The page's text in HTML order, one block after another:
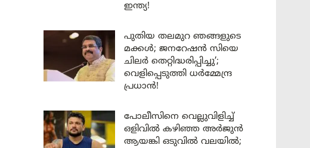
ഇന്ത്യ!
പുതിയ തലമുറ ഞങ്ങളുടെ
മക്കൾ; ജനറേഷൻ സിയെ
ചിലർ തെറ്റിദ്ധരിപ്പിച്ചു’;
വെളിപ്പെടുത്തി ധർമ്മേന്ദ്ര
പ്രധാൻ!
പോലീസിനെ വെല്ലുവിളിച്ച്
ഒളിവിൽ കഴിഞ്ഞ അർജുൻ
ആയങ്കി ഒടുവിൽ വലയിൽ;